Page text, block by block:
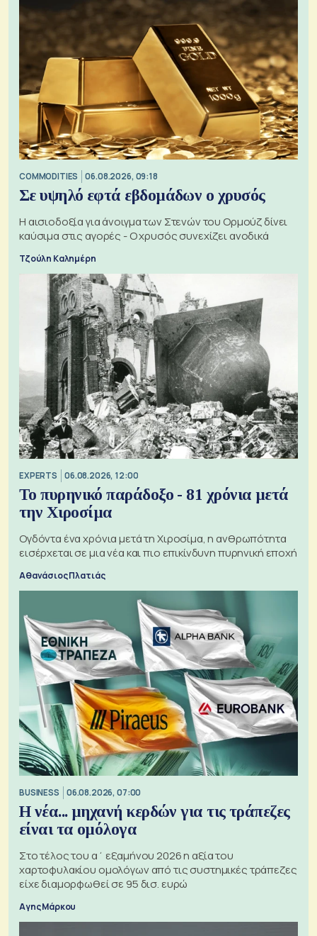
COMMODITIES 06.08.2026, 09:18
Σε υψηλό εφτά εβδομάδων ο χρυσός
Η αισιοδοξία για άνοιγμα των Στενών του Ορμούζ δίνει
καύσιμα στις αγορές - Ο χρυσός συνεχίζει ανοδικά
Τζούλη Καλημέρη
EXPERTS 06.08.2026, 12:00
Το πυρηνικό παράδοξο - 81 χρόνια μετά
την Χιροσίμα
Ογδόντα ένα χρόνια μετά τη Χιροσίμα, η ανθρωπότητα
εισέρχεται σε μια νέα και πιο επικίνδυνη πυρηνική εποχή
Αθανάσιος Πλατιάς
BUSINESS 06.08.2026, 07:00
Η νέα... μηχανή κερδών για τις τράπεζες
είναι τα ομόλογα
Στο τέλος του α΄ εξαμήνου 2026 η αξία του
χαρτοφυλακίου ομολόγων από τις συστημικές τράπεζες
είχε διαμορφωθεί σε 95 δισ. ευρώ
Αγης Μάρκου